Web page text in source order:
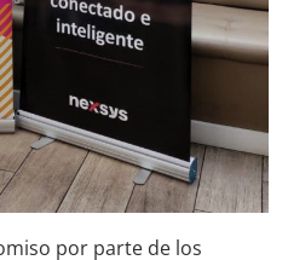
por parte de los